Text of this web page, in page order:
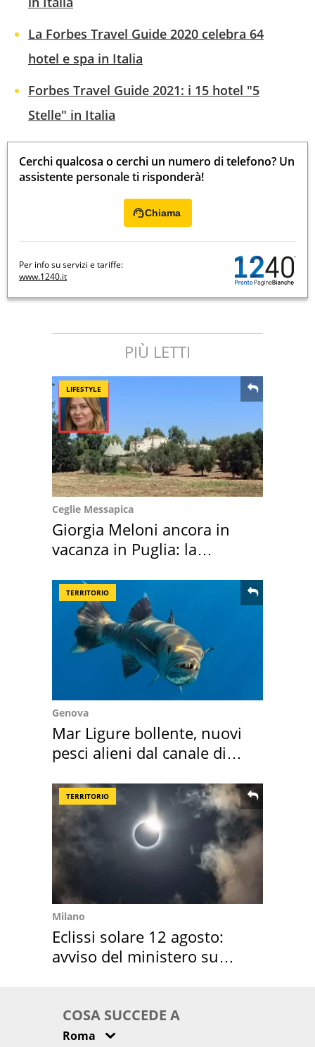
La Forbes Travel Guide 2020 celebra 64
hotel e spa in Italia
Forbes Travel Guide 2021: i 15 hotel "5
Stelle" in Italia
Cerchi qualcosa o cerchi un numero di telefono? Un
assistente personale ti risponderà!
Chiama
Per info su servizi e tariffe:
www.1240.it
PIÙ LETTI
LIFESTYLE
Ceglie Messapica
Giorgia Meloni ancora in
vacanza in Puglia: la
TERRITORIO
Genova
Mar Ligure bollente, nuovi
pesci alieni dal canale di
TERRITORIO
Milano
Eclissi solare 12 agosto:
avviso del ministero su